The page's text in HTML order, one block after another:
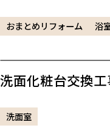
おまとめリフォーム 浴
洗面化粧台交換工
洗面室